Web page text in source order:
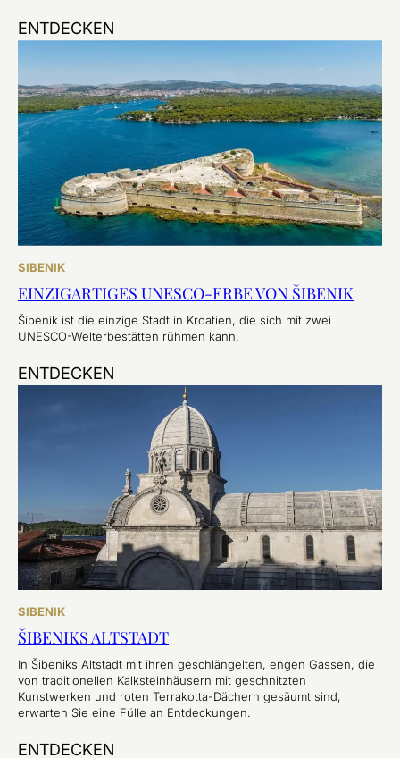
ENTDECKEN
SIBENIK
EINZIGARTIGES UNESCO-ERBE VON ŠIBENIK
Šibenik ist die einzige Stadt in Kroatien, die sich mit zwei
UNESCO-Welterbestätten rühmen kann.
ENTDECKEN
SIBENIK
ŠIBENIKS ALTSTADT
In Šibeniks Altstadt mit ihren geschlängelten, engen Gassen, die
von traditionellen Kalksteinhäusern mit geschnitzten
Kunstwerken und roten Terrakotta-Dächern gesäumt sind,
erwarten Sie eine Fülle an Entdeckungen.
ENTDECKEN